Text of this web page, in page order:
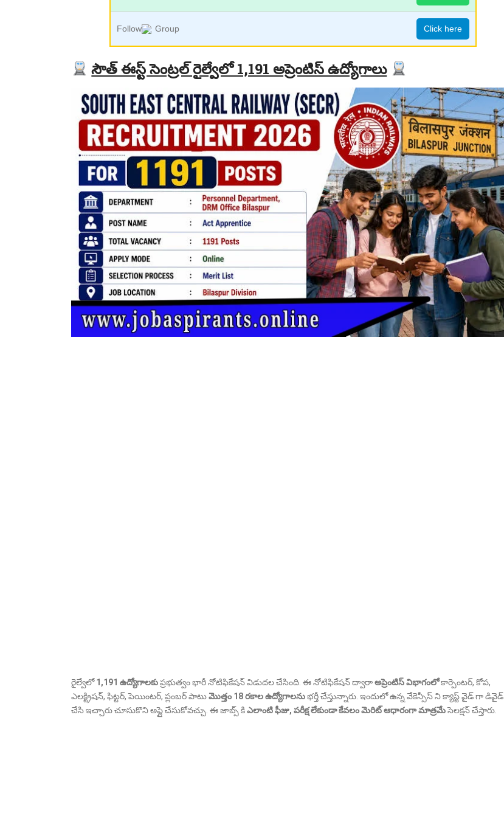
Follow Group Click here
సౌత్ ఈస్ట్ సెంట్రల్ రైల్వేలో 1,191 అప్రెంటిస్ ఉద్యోగాలు
రైల్వేలో1,191 ఉద్యోగాలకుప్రభుత్వం భారీ నోటిఫికేషన్ విడుదల చేసింది. ఈ నోటిఫికేషన్ ద్వారాఅప్రెంటిస్ విభాగంలోకార్పెంటర్, కోప,
ఎలక్ట్రిషన్, ఫిట్టర్, పెయింటర్, ప్లంబర్ పాటుమొత్తం 18 రకాల ఉద్యోగాలనుభర్తీ చేస్తున్నారు. ఇందులో ఉన్న వేకెన్సీస్ ని క్యాస్ట్ వైడ్ గా డివైడ్
చేసి ఇచ్చారు చూసుకొని అప్లై చేసుకోవచ్చు. ఈ జాబ్స్ కిఎలాంటి ఫీజు, పరీక్ష లేకుండా కేవలం మెరిట్ ఆధారంగా మాత్రమేసెలక్షన్ చేస్తారు.